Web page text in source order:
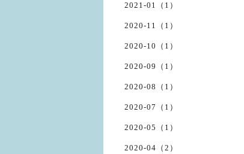
2021-01（1）
2020-11（1）
2020-10（1）
2020-09（1）
2020-08（1）
2020-07（1）
2020-05（1）
2020-04（2）